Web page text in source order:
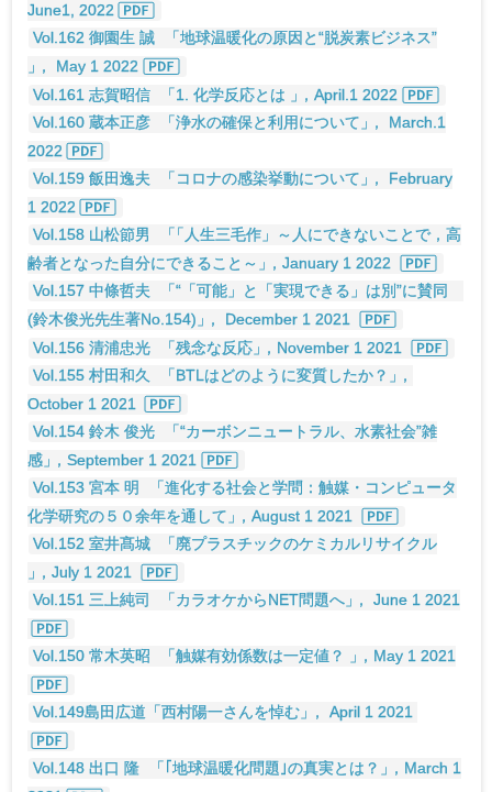
June1, 2022
Vol.162 御園生 誠
「地球温暖化の原因と“脱炭素ビジネス”
」 ， May 1 2022
Vol.161 志賀昭信
「1. 化学反応とは 」 ，April.1 2022
Vol.160 蔵本正彦
「浄水の確保と利用について 」 ， March.1
2022
Vol.159 飯田逸夫
「コロナの感染挙動について 」 ， February
1 2022
Vol.158 山松節男
「「人生三毛作」～人にできないことで，高
齢者となった自分にできること～ 」 ，January 1 2022
Vol.157 中條哲夫
「“「可能」と「実現できる」は別”に賛同
(鈴木俊光先生著No.154) 」 ， December 1 2021
Vol.156 清浦忠光
「残念な反応」 ，November 1 2021
Vol.155 村田和久
「BTLはどのように変質したか？ 」 ，
October 1 2021
Vol.154 鈴木 俊光
「“カーボンニュートラル、水素社会”雑
感」 ，September 1 2021
Vol.153 宮本 明
「進化する社会と学問：触媒・コンピュータ
化学研究の５０余年を通して 」 ，August 1 2021
Vol.152 室井髙城
「廃プラスチックのケミカルリサイクル
」 ，July 1 2021
Vol.151 三上純司
「カラオケからNET問題へ」 ， June 1 2021
Vol.150 常木英昭 「触媒有効係数は一定値？ 」 ，May 1 2021
Vol.149島田広道「西村陽一さんを悼む 」 ， April 1 2021
Vol.148 出口 隆 「｢地球温暖化問題｣の真実とは？ 」 ，March 1